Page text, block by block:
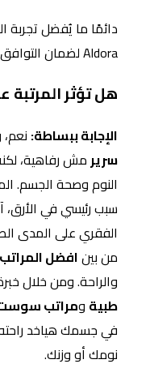
دائمًا ما يُفضل تجربة
Aldora لضمان التوافق التام مع احتياجاتك.
هل تؤثر المرتبة
الإجابة ببساطة:
سريرمش رفاهية،
النوم وصحة الجسم.
سبب رئيسي في الأرق،
الفقري على المدى
من بينافضل المراتب
والراحة. ومن خلال
طبية ومراتب
في جسمك هياخد راحته
نومك أو وزنك.